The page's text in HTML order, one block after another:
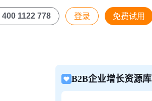
400 1122 778 登录 免费试用
B2B企业增长资源库